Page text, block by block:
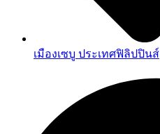
เมืองเซบู ประเทศฟิลิปปินส์